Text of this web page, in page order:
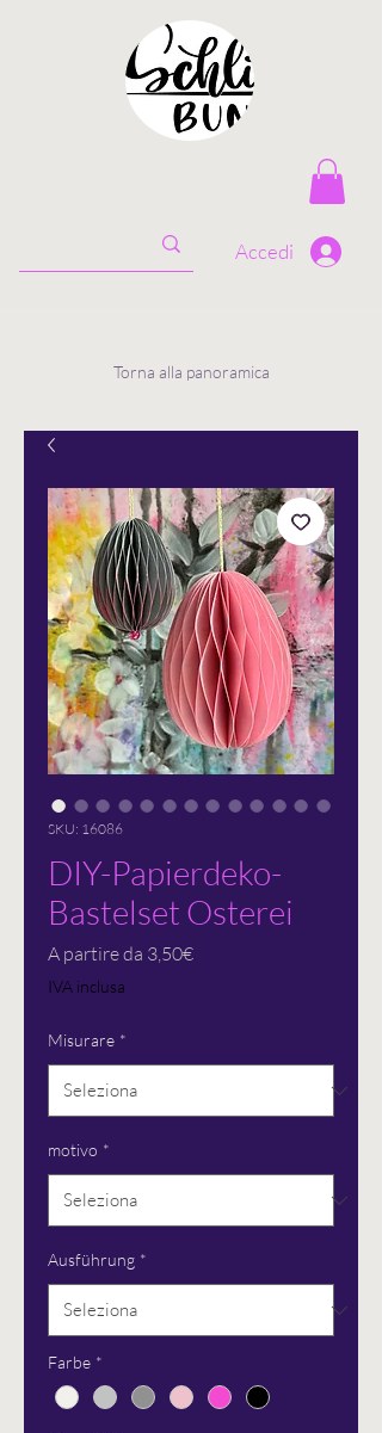
Accedi
Torna alla panoramica
SKU: 16086
DIY-Papierdeko-
Bastelset Osterei
A partire da 3,50€Prezzo
IVA inclusa
Misurare *
motivo *
Ausführung *
Farbe *